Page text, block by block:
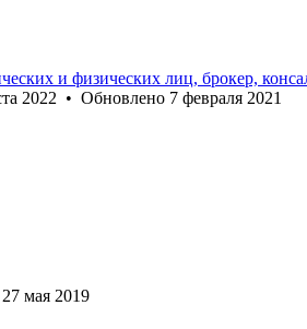
и физических лиц, брокер,
2022 • Обновлено 7 февраля 2021
27 мая 2019